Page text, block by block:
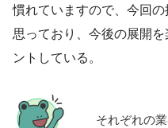
慣れていますので、今回
思っており、今後の展開
ントしている。
それぞれの